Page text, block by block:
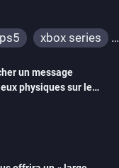
ps5
xbox series
xbox one
2
un message
physiques sur le